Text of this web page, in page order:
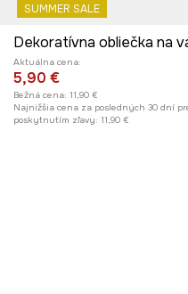
SUMMER SALE
Aktuálna cena:
5,90 €
Bežná cena: 11,90 €
Najnižšia cena za posledných 30 dní
poskytnutím zľavy: 11,90 €